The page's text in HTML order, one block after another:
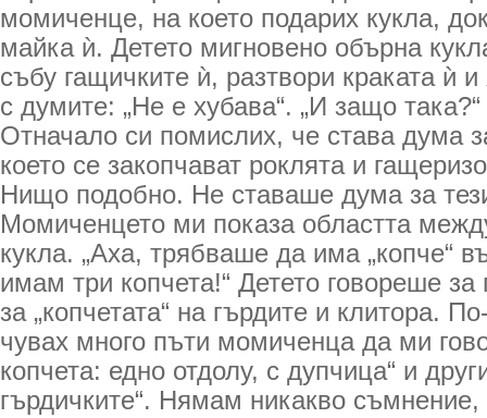
момиченце, на което подарих кукла,
майка ѝ. Детето мигновено обърна
събу гащичките ѝ, разтвори краката ѝ
с думите: „Не е хубава“. „И защо
Отначало си помислих, че става дума
което се закопчават роклята и
Нищо подобно. Не ставаше дума за
Момиченцето ми показа областта
кукла. „Аха, трябваше да има „копче“
имам три копчета!“ Детето говореше за
за „копчетата“ на гърдите и клитора.
чувах много пъти момиченца да ми
копчета: едно отдолу, с дупчица“ и
гърдичките“. Нямам никакво